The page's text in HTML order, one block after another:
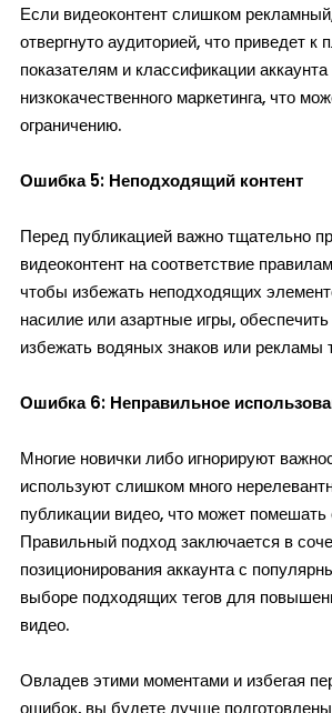
Если видеоконтент слишком
отвергнуто аудиторией, что приведет к
показателям и классификации аккаунта
низкокачественного маркетинга, что
ограничению.
Ошибка 5: Неподходящий контент
Перед публикацией важно тщательно
видеоконтент на соответствие
чтобы избежать неподходящих
насилие или азартные игры, обеспечить
избежать водяных знаков или рекламы
Ошибка 6: Неправильное
Многие новички либо игнорируют
используют слишком много
публикации видео, что может помешать
Правильный подход заключается в
позиционирования аккаунта с
выборе подходящих тегов для
видео.
Овладев этими моментами и избегая
ошибок, вы будете лучше